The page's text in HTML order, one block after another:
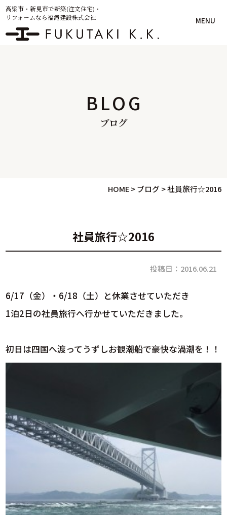
高梁市・新見市で新築(注文住宅)・
リフォームなら福滝建設株式会社
MENU
BLOG
ブログ
HOME>ブログ >社員旅行☆2016
社員旅行☆2016
投稿日：2016.06.21
6/17（金）・6/18（土）と休業させていただき
1泊2日の社員旅行へ行かせていただきました。
初日は四国へ渡ってうずしお観潮船で豪快な渦潮を！！